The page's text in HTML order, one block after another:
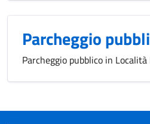
Parcheggio
Parcheggio pubblico in Località